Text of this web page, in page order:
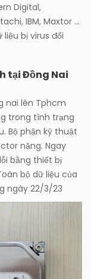
Digital,
IBM, Maxtor …
bị virus đổi
tại Đồng Nai
nai lên Tphcm
trong tình trạng
Bộ phận kỹ thuật
nặng. Ngay
bằng thiết bị
bộ dữ liệu của
ngày 22/3/23